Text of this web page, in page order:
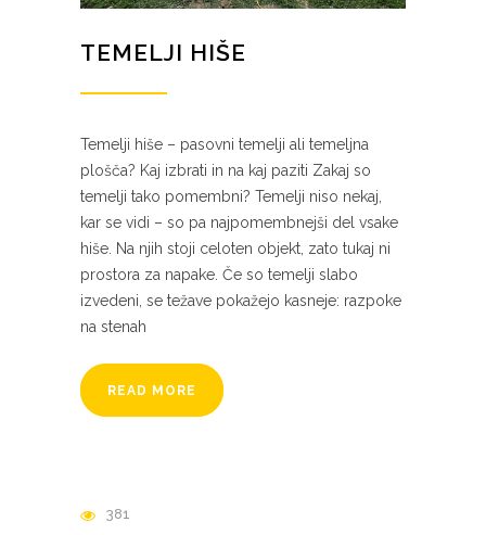
TEMELJI HIŠE
Temelji hiše – pasovni temelji ali temeljna
plošča? Kaj izbrati in na kaj paziti Zakaj so
temelji tako pomembni? Temelji niso nekaj,
kar se vidi – so pa najpomembnejši del vsake
hiše. Na njih stoji celoten objekt, zato tukaj ni
prostora za napake. Če so temelji slabo
izvedeni, se težave pokažejo kasneje: razpoke
na stenah
READ MORE
381